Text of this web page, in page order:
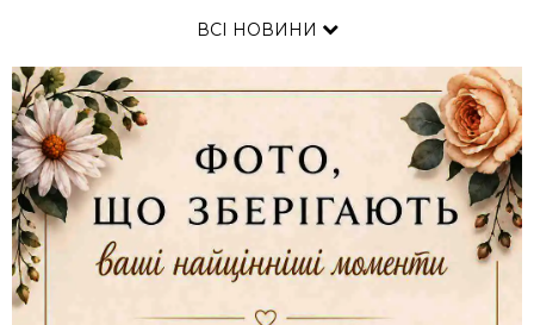
ВСІ НОВИНИ